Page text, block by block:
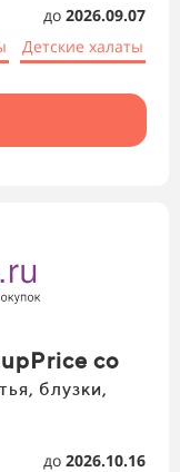
до 2026.09.07
Детские халаты
со
блузки,
до 2026.10.16